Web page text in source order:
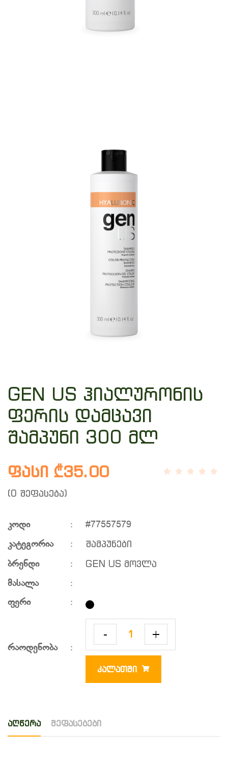
GEN US ჰიალურონის
ფერის დამცავი
შამპუნი 300 მლ
ფასი ₾35.00
(0 შეფასება)
კოდი :
#77557579
კატეგორია
:
შამპუნები
ბრენდი
:
GEN US მოვლა
მასალა
:
ფერი
:
რაოდენობა :
- +
ᲙᲐᲚᲐᲗᲨᲘ
აღწერა შეფასებები